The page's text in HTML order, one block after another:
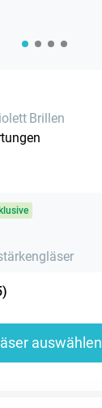
Brillen
)
auswählen